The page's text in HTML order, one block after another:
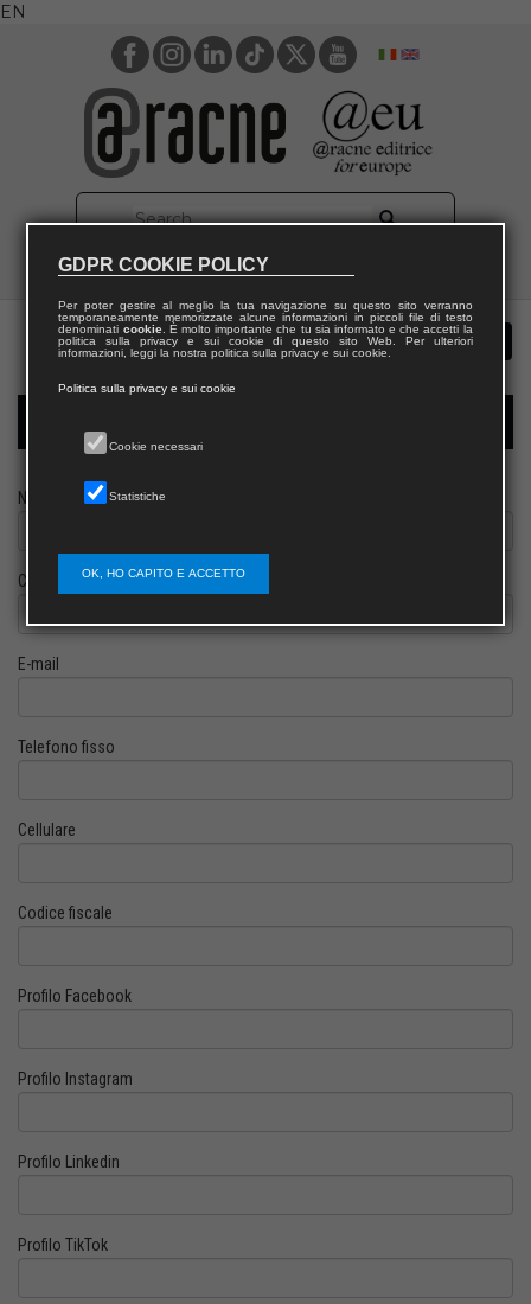
EN
Modulo richiesta saggio biblioteca
Nome
Cognome
E-mail
Telefono fisso
Cellulare
Codice fiscale
Profilo Facebook
Profilo Instagram
Profilo Linkedin
Profilo TikTok
GDPR COOKIE POLICY
Per poter gestire al meglio la tua navigazione su questo sito verranno
temporaneamente memorizzate alcune informazioni in piccoli file di testo
denominati cookie. È molto importante che tu sia informato e che accetti la
politica sulla privacy e sui cookie di questo sito Web. Per ulteriori
informazioni, leggi la nostra politica sulla privacy e sui cookie.
Politica sulla privacy e sui cookie
Cookie necessari
Statistiche
OK, HO CAPITO E ACCETTO